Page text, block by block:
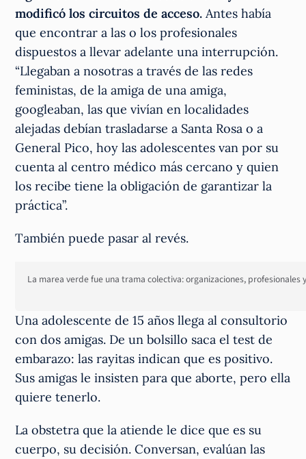
modificó los circuitos de acceso. Antes había
que encontrar a las o los profesionales
dispuestos a llevar adelante una interrupción.
“Llegaban a nosotras a través de las redes
feministas, de la amiga de una amiga,
googleaban, las que vivían en localidades
alejadas debían trasladarse a Santa Rosa o a
General Pico, hoy las adolescentes van por su
cuenta al centro médico más cercano y quien
los recibe tiene la obligación de garantizar la
práctica”.
También puede pasar al revés.
La marea verde fue una trama colectiva: organizaciones,
Una adolescente de 15 años llega al consultorio
con dos amigas. De un bolsillo saca el test de
embarazo: las rayitas indican que es positivo.
Sus amigas le insisten para que aborte, pero ella
quiere tenerlo.
La obstetra que la atiende le dice que es su
cuerpo, su decisión. Conversan, evalúan las